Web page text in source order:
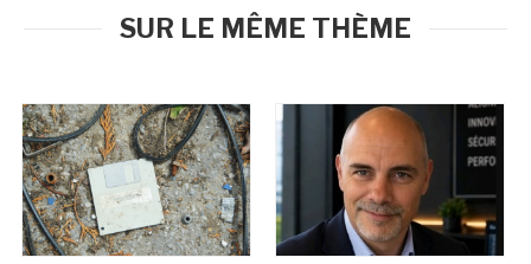
SUR LE MÊME THÈME